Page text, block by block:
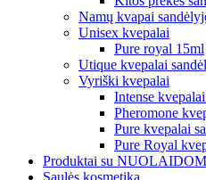
Namų kvapai
Unisex kvepalai
Pure royal 15ml
Utique kvepalai
Vyriški kvepalai
Intense
Pheromone
Pure kvepalai
Pure Royal
Produktai su